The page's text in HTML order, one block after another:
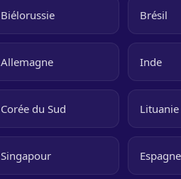
Biélorussie Brésil
Allemagne Inde
Corée du Sud Lituanie
Singapour Espagne